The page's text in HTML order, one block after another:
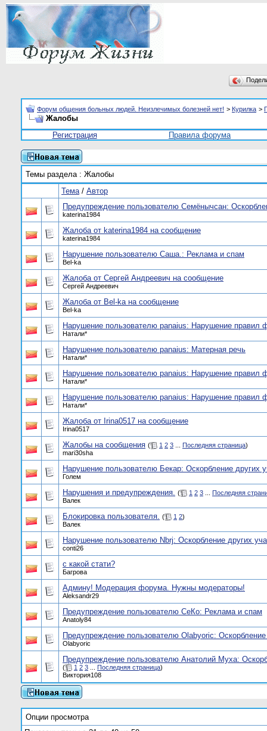
Форум общения больных людей. Неизлечимых болезней нет! > Курилка >
Жалобы
Регистрация
Правила форума
Темы раздела: Жалобы
Тема/ Автор
Предупреждение пользователю Семёнычсан:
katerina1984
Жалоба от katerina1984 на сообщение
katerina1984
Нарушение пользователю Саша.: Реклама и спам
Bel-ka
Жалоба от Сергей Андреевич на сообщение
Сергей Андреевич
Жалоба от Bel-ka на сообщение
Bel-ka
Нарушение пользователю panaius: Нарушение правил
Натали*
Нарушение пользователю panaius: Матерная речь
Натали*
Нарушение пользователю panaius: Нарушение правил
Натали*
Нарушение пользователю panaius: Нарушение правил
Натали*
Жалоба от Irina0517 на сообщение
Irina0517
Жалобы на сообщения ( 1 2 3 Последняя страница)
mari30sha
Нарушение пользователю Бекар: Оскорбление других
Голем
Нарушения и предупреждения. ( 1 2 3
Последняя
Валек
Блокировка пользователя. ( 1 2)
Валек
Нарушение пользователю Nbrj: Оскорбление других
conti26
с какой стати?
Багрова
Админу! Модерация форума. Нужны модераторы!
Aleksandr29
Предупреждение пользователю СеКо: Реклама и спам
Anatoly84
Предупреждение пользователю Olabyoric: Оскорбление
Olabyoric
Предупреждение пользователю Анатолий Муха:
( 1 2 3 Последняя страница)
Виктория108
Опции просмотра